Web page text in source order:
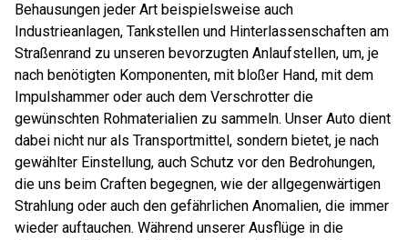
Behausungen jeder Art beispielsweise auch
Industrieanlagen, Tankstellen und Hinterlassenschaften am
Straßenrand zu unseren bevorzugten Anlaufstellen, um, je
nach benötigten Komponenten, mit bloßer Hand, mit dem
Impulshammer oder auch dem Verschrotter die
gewünschten Rohmaterialien zu sammeln. Unser Auto dient
dabei nicht nur als Transportmittel, sondern bietet, je nach
gewählter Einstellung, auch Schutz vor den Bedrohungen,
die uns beim Craften begegnen, wie der allgegenwärtigen
Strahlung oder auch den gefährlichen Anomalien, die immer
wieder auftauchen. Während unserer Ausflüge in die